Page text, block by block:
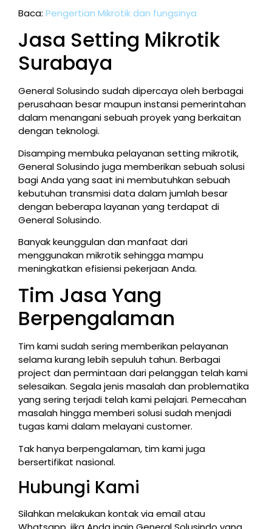
Baca: Pengertian Mikrotik dan fungsinya
Jasa Setting Mikrotik
Surabaya
General Solusindo sudah dipercaya oleh berbagai
perusahaan besar maupun instansi pemerintahan
dalam menangani sebuah proyek yang berkaitan
dengan teknologi.
Disamping membuka pelayanan setting mikrotik,
General Solusindo juga memberikan sebuah solusi
bagi Anda yang saat ini membutuhkan sebuah
kebutuhan transmisi data dalam jumlah besar
dengan beberapa layanan yang terdapat di
General Solusindo.
Banyak keunggulan dan manfaat dari
menggunakan mikrotik sehingga mampu
meningkatkan efisiensi pekerjaan Anda.
Tim Jasa Yang
Berpengalaman
Tim kami sudah sering memberikan pelayanan
selama kurang lebih sepuluh tahun. Berbagai
project dan permintaan dari pelanggan telah kami
selesaikan. Segala jenis masalah dan problematika
yang sering terjadi telah kami pelajari. Pemecahan
masalah hingga memberi solusi sudah menjadi
tugas kami dalam melayani customer.
Tak hanya berpengalaman, tim kami juga
bersertifikat nasional.
Hubungi Kami
Silahkan melakukan kontak via email atau